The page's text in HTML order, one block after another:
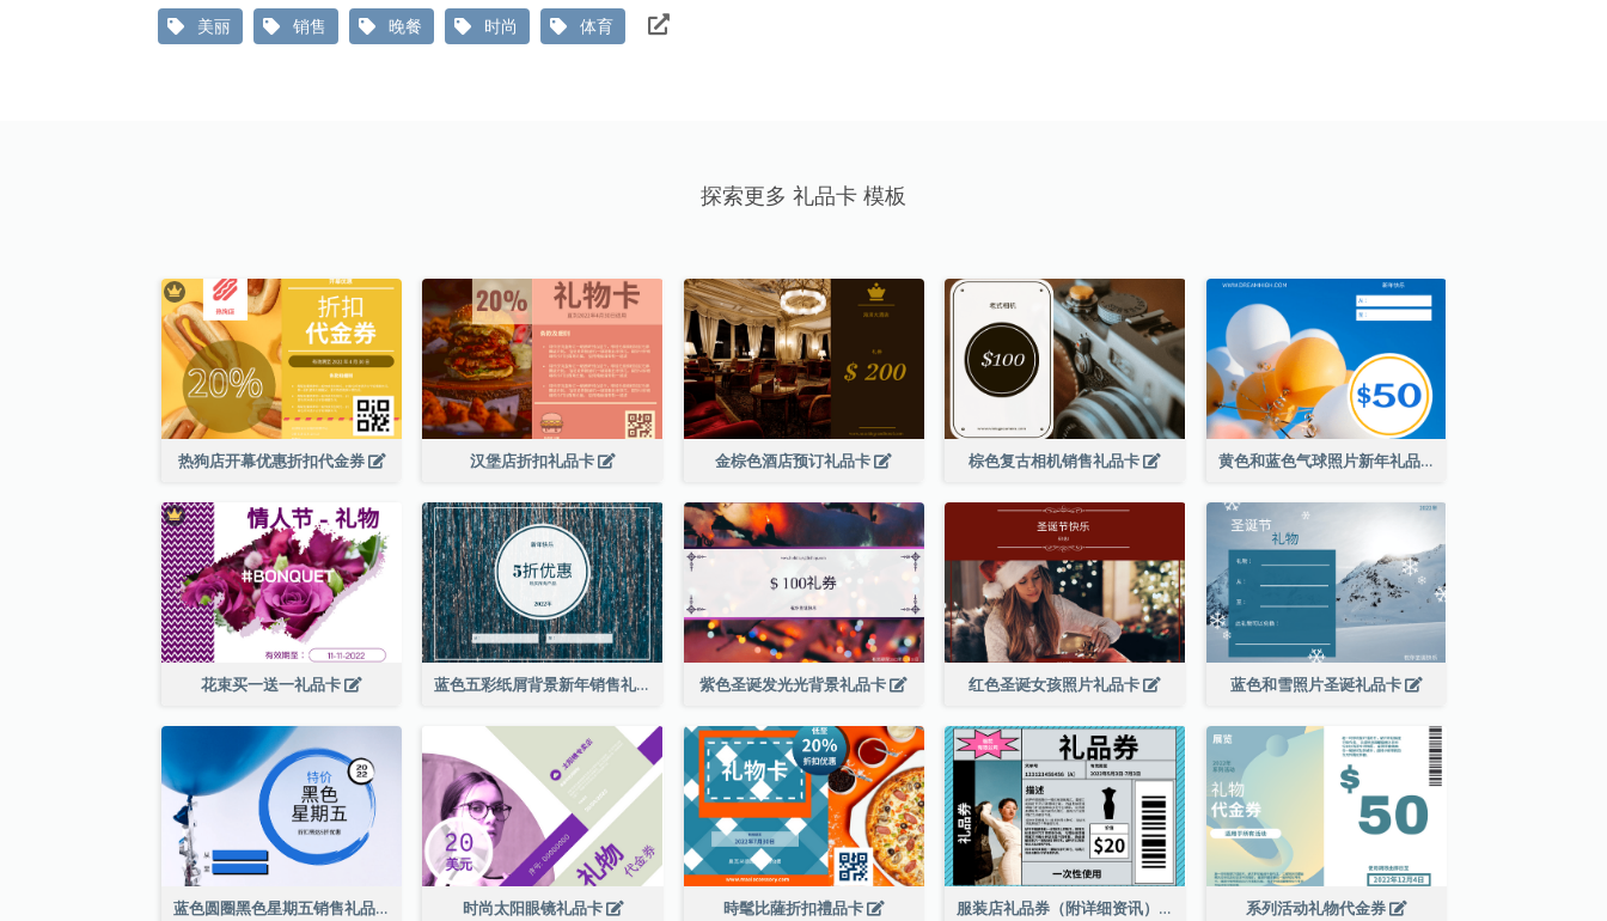
美丽 销售 晚餐 时尚 体育
探索更多 礼品卡 模板
热狗店开幕优惠折扣代金券 汉堡店折扣礼品卡 金棕色酒店预订礼品卡 棕色复古相机销售礼品卡 黄色和蓝色气球照片新年礼品卡
花束买一送一礼品卡 蓝色五彩纸屑背景新年销售礼品卡 紫色圣诞发光光背景礼品卡 红色圣诞女孩照片礼品卡 蓝色和雪照片圣诞礼品卡
蓝色圆圈黑色星期五销售礼品卡 时尚太阳眼镜礼品卡 時髦比薩折扣禮品卡 服装店礼品券（附详细资讯） 系列活动礼物代金券